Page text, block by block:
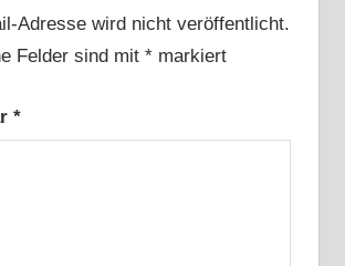
Adresse wird nicht veröffentlicht.
Felder sind mit *markiert
*